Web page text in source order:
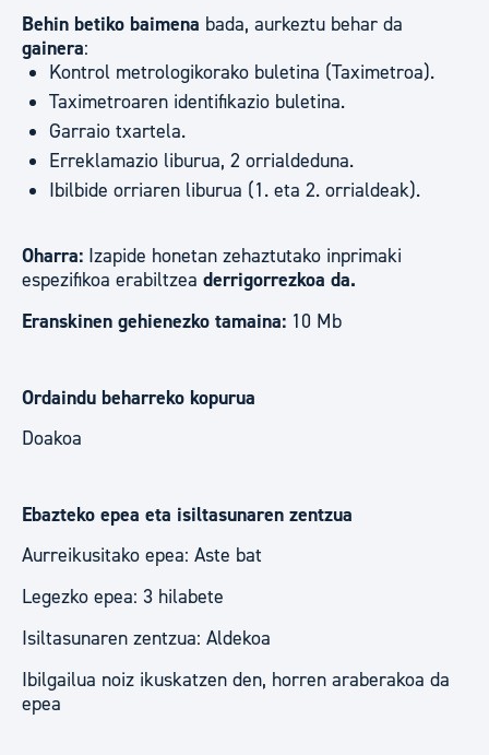
Behin betiko baimena bada, aurkeztu behar da
gainera:
Kontrol metrologikorako buletina (Taximetroa).
Taximetroaren identifikazio buletina.
Garraio txartela.
Erreklamazio liburua, 2 orrialdeduna.
Ibilbide orriaren liburua (1. eta 2. orrialdeak).
Oharra: Izapide honetan zehaztutako inprimaki
espezifikoa erabiltzea derrigorrezkoa da.
Eranskinen gehienezko tamaina: 10 Mb
Ordaindu beharreko kopurua
Doakoa
Ebazteko epea eta isiltasunaren zentzua
Aurreikusitako epea: Aste bat
Legezko epea: 3 hilabete
Isiltasunaren zentzua: Aldekoa
Ibilgailua noiz ikuskatzen den, horren araberakoa da
epea